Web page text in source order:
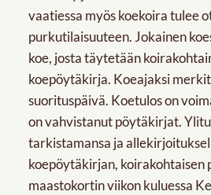
vaatiessa myös koekoira tulee
purkutilaisuuteen. Jokainen
koe, josta täytetään
koepöytäkirja. Koeajaksi
suorituspäivä. Koetulos on
on vahvistanut pöytäkirjat.
tarkistamansa ja
koepöytäkirjan, koirakohtaisen
maastokortin viikon kuluessa